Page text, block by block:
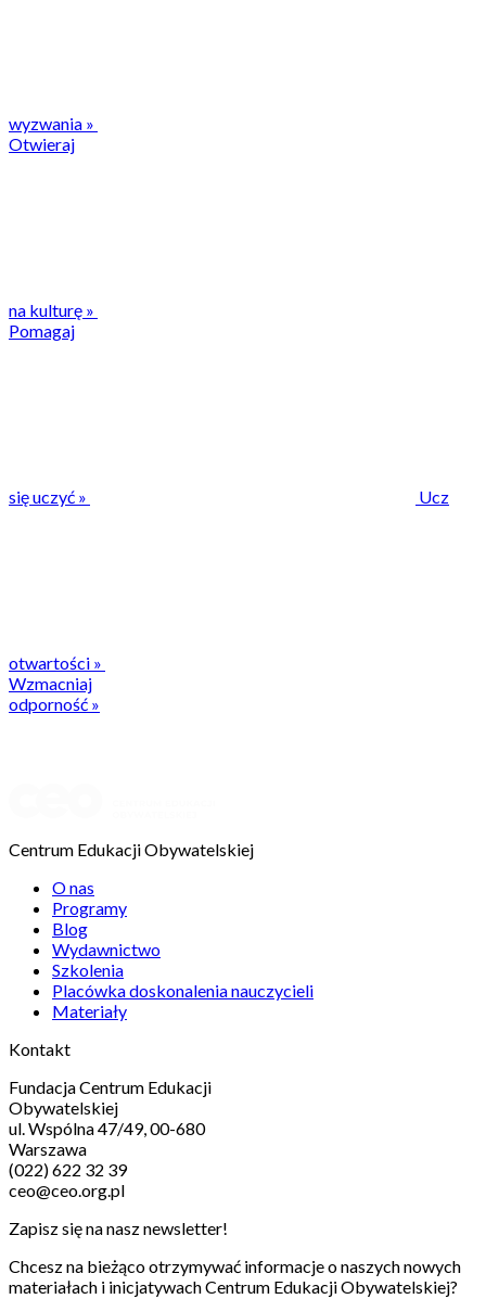
wyzwania »
Otwieraj
na kulturę »
Pomagaj
się uczyć » Ucz
otwartości »
Wzmacniaj
odporność »
Centrum Edukacji Obywatelskiej
O nas
Programy
Blog
Wydawnictwo
Szkolenia
Placówka doskonalenia nauczycieli
Materiały
Kontakt
Fundacja Centrum Edukacji
Obywatelskiej
ul. Wspólna 47/49, 00-680
Warszawa
(022) 622 32 39
ceo@ceo.org.pl
Zapisz się na nasz newsletter!
Chcesz na bieżąco otrzymywać informacje o naszych nowych
materiałach i inicjatywach Centrum Edukacji Obywatelskiej?